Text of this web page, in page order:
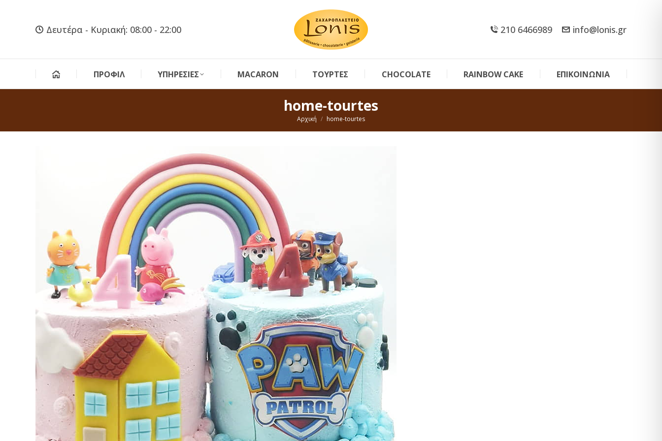
Δευτέρα - Κυριακή: 08:00 - 22:00 210 6466989 info@lonis.gr
ΠΡΟΦΙΛ ΥΠΗΡΕΣΙΕΣ MACARON ΤΟΥΡΤΕΣ CHOCOLATE RAINBOW CAKE ΕΠΙΚΟΙΝΩΝΙΑ
home-tourtes
You are here:
Αρχική home-tourtes